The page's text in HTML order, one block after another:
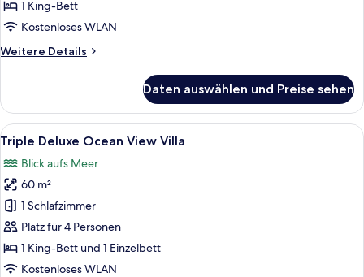
1 King-Bett
Kostenloses WLAN
Weitere Details
Weitere
Sea
View
Daten auswählen und Preise sehen
Alle
Fotos
für
Triple
Deluxe
Ocean
View
Villa
Ein Schlafzimmer mit einem großen
7
Triple Deluxe Ocean View Villa
Blick aufs Meer
60 m²
1 Schlafzimmer
Platz für 4 Personen
1 King-Bett und 1 Einzelbett
Kostenloses WLAN